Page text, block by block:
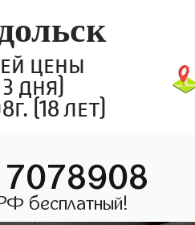
цены
дня)
(18 лет)
бесплатный!